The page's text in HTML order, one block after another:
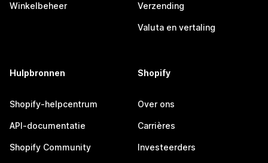
Winkelbeheer Verzending
Valuta en vertaling
Hulpbronnen
Shopify-helpcentrum
API-documentatie
Shopify Community
Shopify
Over ons
Carrières
Investeerders